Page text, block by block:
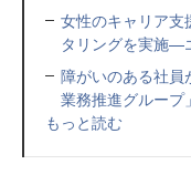
女性のキャリア支
タリングを実施—
障がいのある社員
業務推進グルー
もっと読む